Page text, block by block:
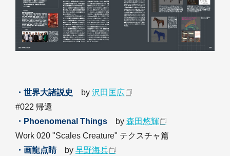
・世界大諸説史 by 沢田匡広
#022 帰還
・Phoenomenal Things by 森田悠輝
Work 020 "Scales Creature" テクスチャ篇
・画龍点睛by 早野海兵